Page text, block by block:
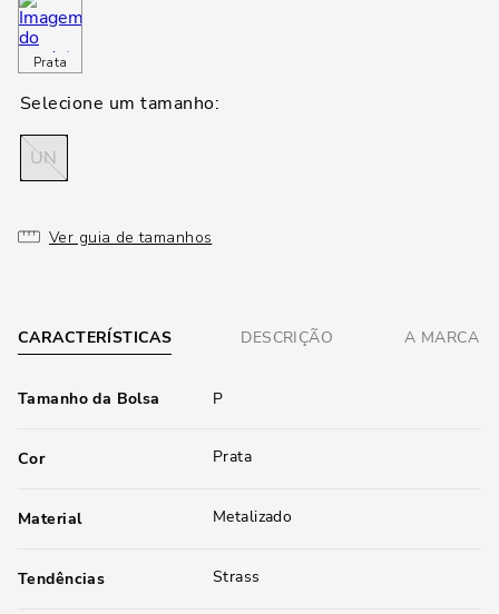
Prata
UN
Ver guia de tamanhos
CARACTERÍSTICAS DESCRIÇÃO A MARCA
Tamanho da Bolsa P
Cor Prata
Material Metalizado
Tendências Strass